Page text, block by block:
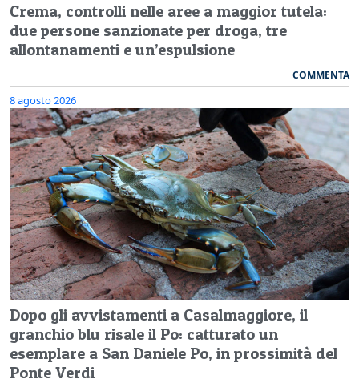
Crema, controlli nelle aree a maggior tutela:
due persone sanzionate per droga, tre
allontanamenti e un’espulsione
COMMENTA
8 agosto 2026
Dopo gli avvistamenti a Casalmaggiore, il
granchio blu risale il Po: catturato un
esemplare a San Daniele Po, in prossimità del
Ponte Verdi